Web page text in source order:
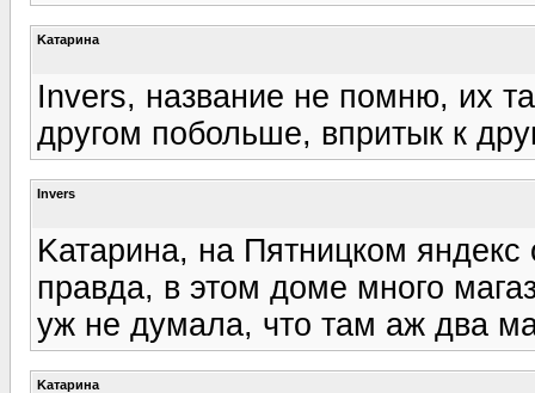
Kатарина
Invers, название не помню, их
другом побольше, впритык к
Invers
Kатарина, на Пятницком
правда, в этом доме много
уж не думала, что там аж два
Kатарина